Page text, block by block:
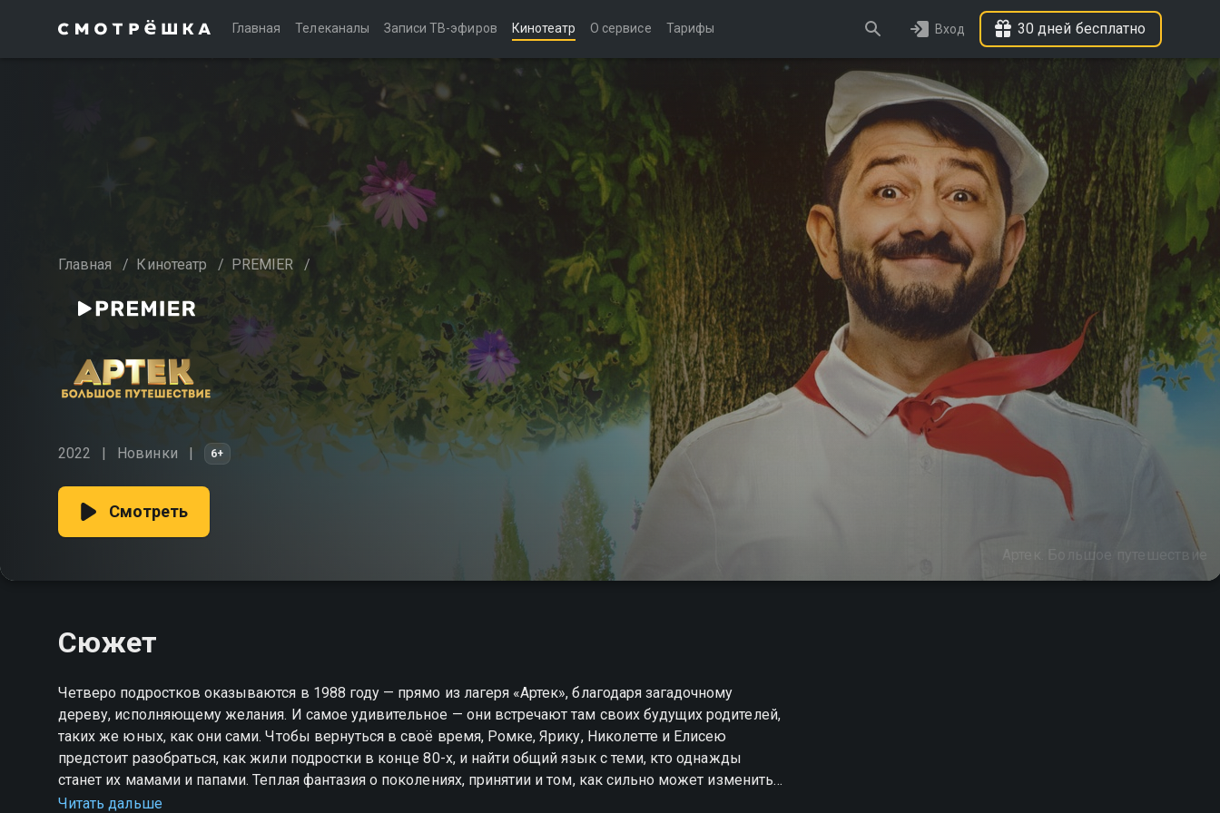
Главная Телеканалы Записи ТВ-эфиров Кинотеатр О сервисе Тарифы Вход 30 дней бесплатно
Главная / Кинотеатр / PREMIER /
2022 Новинки 6+
Артек. Большое путешествие
Смотреть
Сюжет
Четверо подростков оказываются в 1988 году — прямо из лагеря «Артек», благодаря загадочному
дереву, исполняющему желания. И самое удивительное — они встречают там своих будущих родителей,
таких же юных, как они сами. Чтобы вернуться в своё время, Ромке, Ярику, Николетте и Елисею
предстоит разобраться, как жили подростки в конце 80-х, и найти общий язык с теми, кто однажды
станет их мамами и папами. Теплая фантазия о поколениях, принятии и том, как сильно может изменить
всё одна встреча. «Артек. Большое путешествие» — смотрите онлайн в хорошем качестве.
Читать дальше